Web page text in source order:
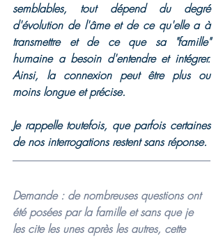
semblables, tout dépend du degré
d'évolution de l'âme et de ce qu'elle a à
transmettre et de ce que sa "famille"
humaine a besoin d'entendre et intégrer.
Ainsi, la connexion peut être plus ou
moins longue et précise.
Je rappelle toutefois, que parfois certaines
de nos interrogations restent sans réponse.
Demande : de nombreuses questions ont
été posées par la famille et sans que je
les cite les unes après les autres, cette